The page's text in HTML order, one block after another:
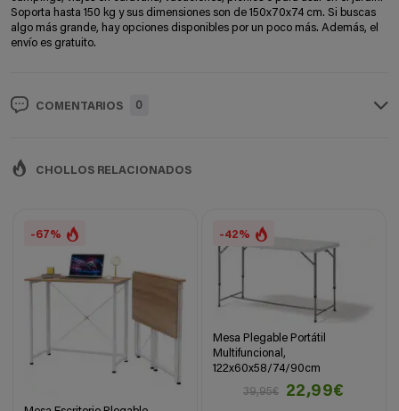
Soporta hasta 150 kg y sus dimensiones son de 150x70x74 cm. Si buscas
algo más grande, hay opciones disponibles por un poco más. Además, el
envío es gratuito.
COMENTARIOS 0
CHOLLOS RELACIONADOS
-67% -42%
Mesa Plegable Portátil
Multifuncional,
122x60x58/74/90cm
39,95€
22,99€